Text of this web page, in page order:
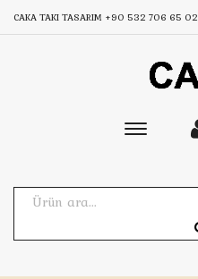
CAKA TAKI TASARIM +90 532 706 65 02
Toggle